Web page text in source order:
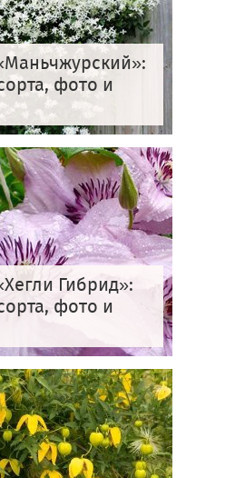
фото и
Гибрид»:
фото и